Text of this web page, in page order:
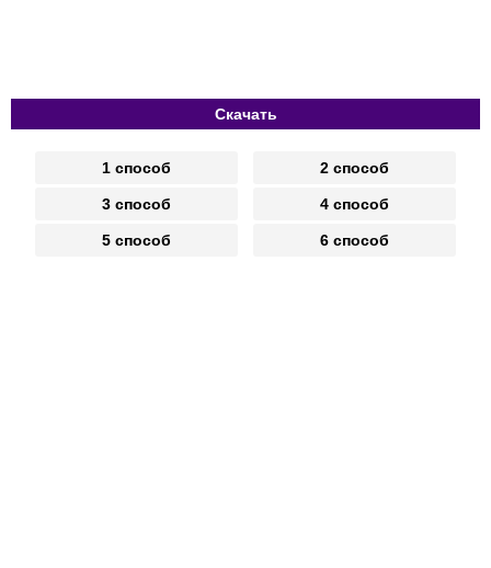
Скачать
1 способ 2 способ
3 способ 4 способ
5 способ 6 способ